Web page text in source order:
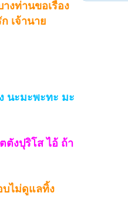
งท่านขอเรื่อง
เจ้านาย
นะมะพะทะ มะ
ตังปุริโส ไอ้ ถ้า
บไม่ดูแลทิ้ง